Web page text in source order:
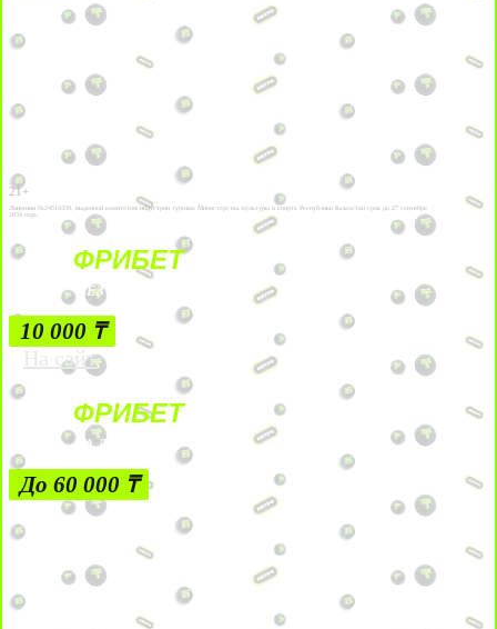
21+
Лицензии №24514359, выданной комитетом индустрии туризма Министерства культуры и спорта Республики Казахстан срок до 27 сентября
2034 года.
ФРИБЕТ
БЕЗ УСЛОВИЙ
10 000 ₸
На сайт
ФРИБЕТ
ЗА ДЕПОЗИТЫ
До 60 000 ₸